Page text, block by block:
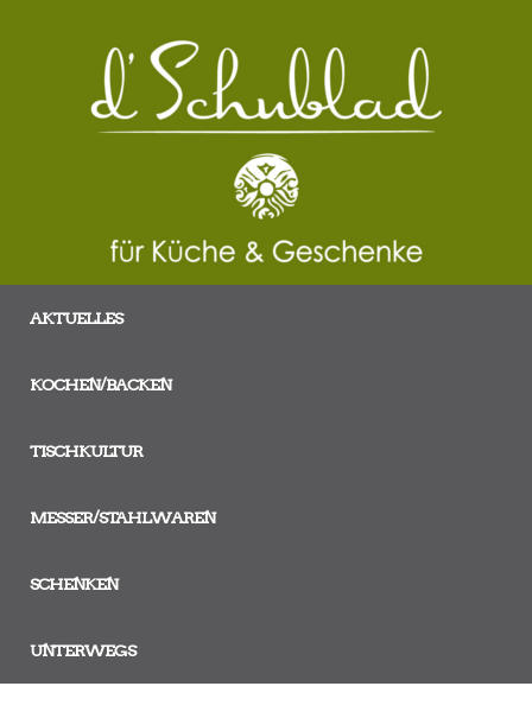
AKTUELLES
KOCHEN/BACKEN
TISCHKULTUR
MESSER/STAHLWAREN
SCHENKEN
UNTERWEGS